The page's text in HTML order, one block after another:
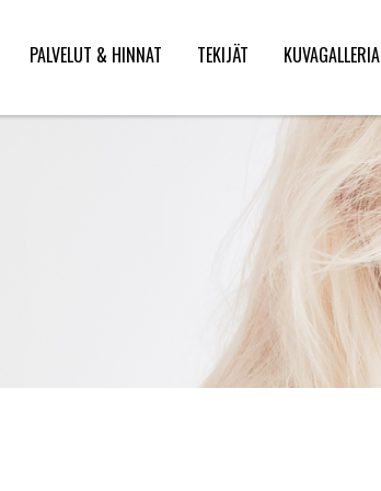
PALVELUT & HINNAT TEKIJÄT KUVAGALLERIA